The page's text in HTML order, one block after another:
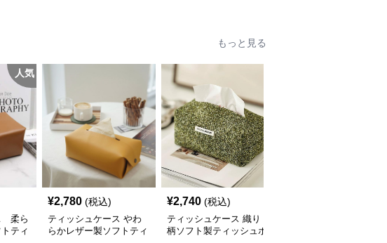
もっと見る
人気
柔ら
ティ
¥2,780 (税込)
ティッシュケース やわ
らかレザー製ソフトティ
¥2,740 (税込)
ティッシュケース 織り
柄ソフト製ティッシュボ